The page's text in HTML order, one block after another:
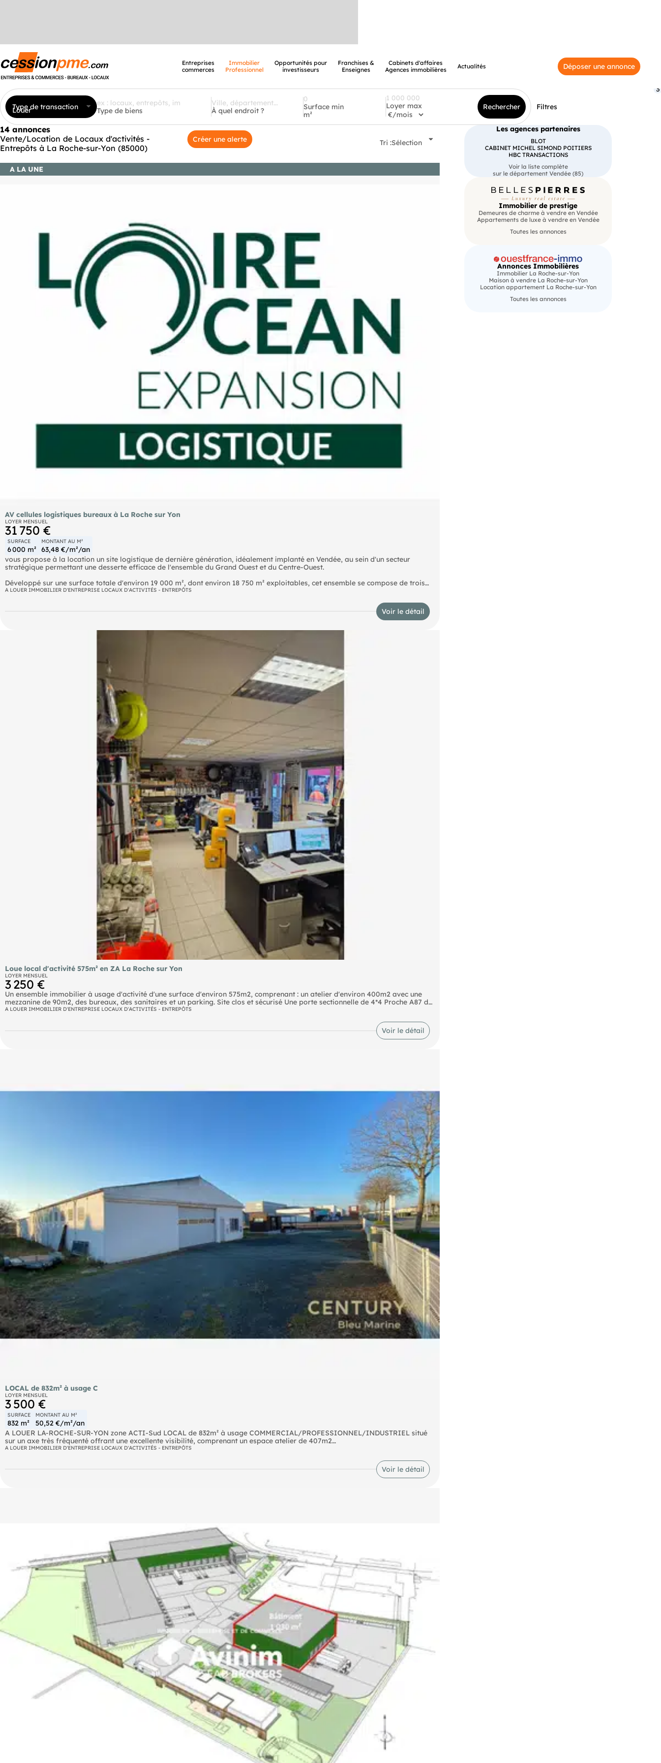
Entreprises
commerces
Immobilier
Professionnel
Opportunités pour
investisseurs
Franchises &
Enseignes
Cabinets d'affaires
Agences immobilières
Actualités Déposer une annonce
Type de transaction
Louer Type de biens À quel endroit ?
Surface min
m²
Loyer max Rechercher Filtres
3
14 annonces
Vente/Location de Locaux d'activités -
Entrepôts à La Roche-sur-Yon (85000)
Créer une alerte Tri :Sélection
A LA UNE
AV cellules logistiques bureaux à La Roche sur Yon
LOYER MENSUEL
31 750 €
SURFACE
6 000 m²
MONTANT AU M²
63,48 €/m²/an
vous propose à la location un site logistique de dernière génération, idéalement implanté en Vendée, au sein d'un secteur
stratégique permettant une desserte efficace de l'ensemble du Grand Ouest et du Centre-Ouest.
Développé sur une surface totale d'environ 19 000 m², dont environ 18 750 m² exploitables, cet ensemble se compose de trois
cellules d'environ 6 000 m² chacune, complétées par des bureaux en R+1 d'environ 540 m² ainsi que des locaux techniques
Le bâtiment répond aux standards actuels du marché avec des prestations de qualité : hauteur libre d'environ 10,50 m,
résistance au sol de 5 tonnes/m², 18 quais équipés d'autodocks et 2 accès de plain-pied permettant une gestion fluide des flux.
L'actif vise une certification environnementale BREEAM niveau Excellent et relève de la réglementation ICPE 1510 (E), adaptée
Cet ensemble est destiné prioritairement à un utilisateur unique à la recherche d'un outil logistique moderne, performant et
Disponibilité prévisionnelle : juin 2026.
Conformémentà la réglementation en vigueur, un état des risques sera communiqué lors de la transmission du dossier.
Pour toute information complémentaire ou organisation d'une visite, contactez-nous au .
A LOUER IMMOBILIER D'ENTREPRISE LOCAUX D'ACTIVITÉS - ENTREPÔTS
Voir le détail
Loue local d'activité 575m² en ZA La Roche sur Yon
LOYER MENSUEL
3 250 €
Un ensemble immobilier à usage d'activité d'une surface d'environ 575m2, comprenant : un atelier d'environ 400m2 avec une
mezzanine de 90m2, des bureaux, des sanitaires et un parking. Site clos et sécurisé Une porte sectionnelle de 4*4 Proche A87 de
la D746 et de la D747 (EI) Agent Commercial
A LOUER IMMOBILIER D'ENTREPRISE LOCAUX D'ACTIVITÉS - ENTREPÔTS
Voir le détail
LOCAL de 832m² à usage C
LOYER MENSUEL
3 500 €
SURFACE
832 m²
MONTANT AU M²
50,52 €/m²/an
A LOUER LA-ROCHE-SUR-YON zone ACTI-Sud LOCAL de 832m² à usage COMMERCIAL/PROFESSIONNEL/INDUSTRIEL situé
sur un axe très fréquenté offrant une excellente visibilité, comprenant un espace atelier de 407m2
- 2 bureaux de 12m2 chacun
- un showroom carrelé de 395m2.
Agent commercial (Entreprise individuelle)
A LOUER IMMOBILIER D'ENTREPRISE LOCAUX D'ACTIVITÉS - ENTREPÔTS
Voir le détail
Les agences partenaires
BLOT
CABINET MICHEL SIMOND POITIERS
HBC TRANSACTIONS
Voir la liste complète
sur le département Vendée (85)
Immobilier de prestige
Demeures de charme à vendre en Vendée
Appartements de luxe à vendre en Vendée
Toutes les annonces
Annonces Immobilières
Immobilier La Roche-sur-Yon
Maison à vendre La Roche-sur-Yon
Location appartement La Roche-sur-Yon
Toutes les annonces